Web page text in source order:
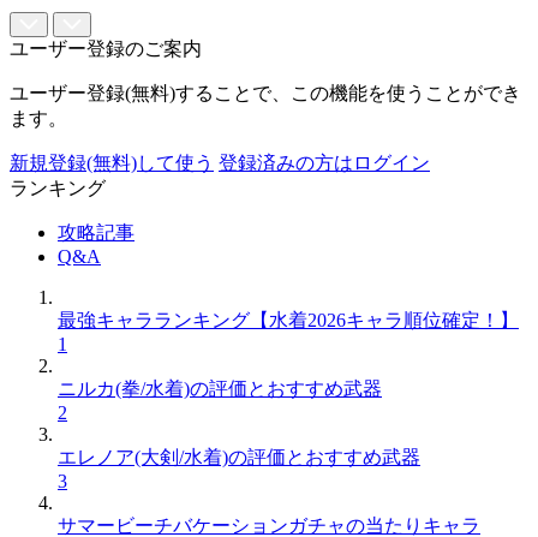
ユーザー登録のご案内
ユーザー登録(無料)することで、この機能を使うことができ
ます。
新規登録(無料)して使う 登録済みの方はログイン
ランキング
攻略記事
Q&A
最強キャラランキング【水着2026キャラ順位確定！】
1
ニルカ(拳/水着)の評価とおすすめ武器
2
エレノア(大剣/水着)の評価とおすすめ武器
3
サマービーチバケーションガチャの当たりキャラ